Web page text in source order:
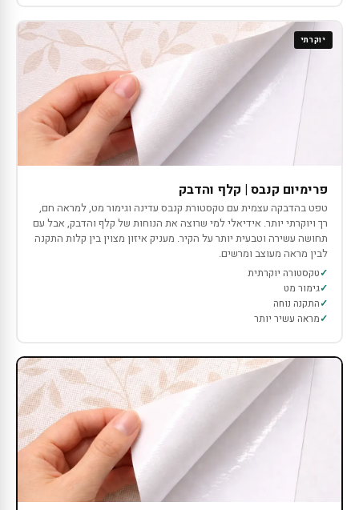
יוקרתי
פרימיום קנבס | קלף והדבק
טפט בהדבקה עצמית עם טקסטורת קנבס עדינה וגימור מט, למראה חם,
רך ויוקרתי יותר. אידיאלי למי שרוצה את הנוחות של קלף והדבק, אבל עם
תחושה עשירה וטבעית יותר על הקיר. מעניק איזון מצוין בין קלות התקנה
לבין מראה מעוצב ומרשים.
טקסטורה יוקרתית
גימור מט
התקנה נוחה
מראה עשיר יותר